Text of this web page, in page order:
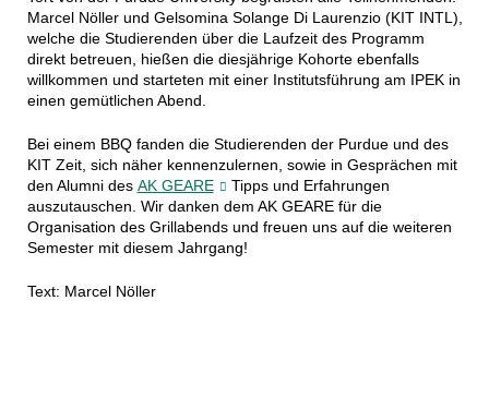
Marcel Nöller und Gelsomina Solange Di Laurenzio (KIT INTL),
welche die Studierenden über die Laufzeit des Programm
direkt betreuen, hießen die diesjährige Kohorte ebenfalls
willkommen und starteten mit einer Institutsführung am IPEK in
einen gemütlichen Abend.
Bei einem BBQ fanden die Studierenden der Purdue und des
KIT Zeit, sich näher kennenzulernen, sowie in Gesprächen mit
den Alumni des AK GEARE
Tipps und Erfahrungen
auszutauschen. Wir danken dem AK GEARE für die
Organisation des Grillabends und freuen uns auf die weiteren
Semester mit diesem Jahrgang!
Text: Marcel Nöller